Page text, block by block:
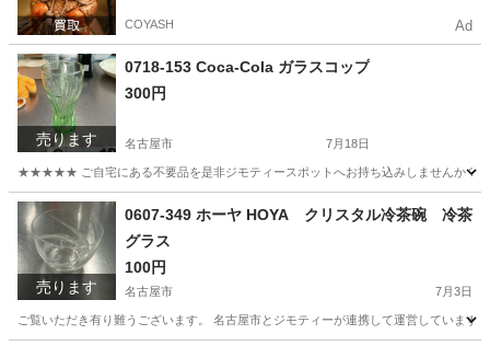
COYASH Ad
売ります
0718-153 Coca-Cola ガラスコップ
300円
名古屋市 7月18日
★★★★★ ご自宅にある不要品を是非ジモティースポットへお持ち込みしませんか？
愛知 名古屋市 現地
売ります
0607-349 ホーヤ HOYA クリスタル冷茶碗 冷茶
グラス
100円
名古屋市 7月3日
ご覧いただき有り難うございます。 名古屋市とジモティーが連携して運営してい